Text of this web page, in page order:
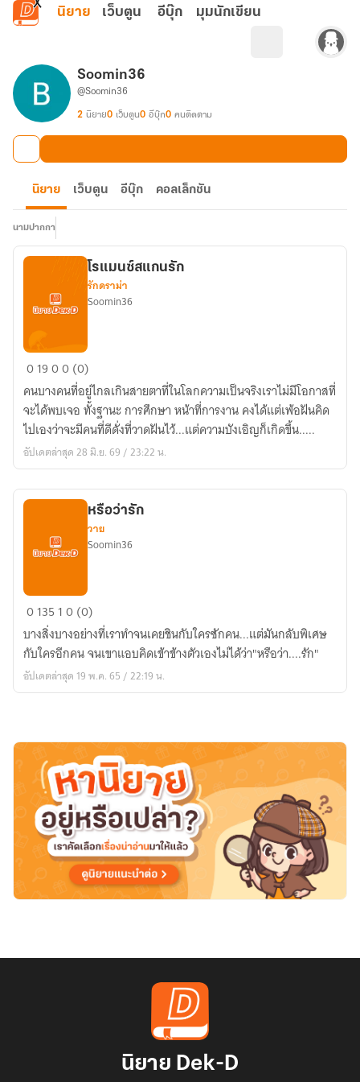
ข้ามไปยังเนื้อหาหลัก
นิยาย เว็บตูน อีบุ๊ก มุมนักเขียน
Soomin36
@Soomin36
2 นิยาย0 เว็บตูน0 อีบุ๊ก0 คนติดตาม
นิยาย เว็บตูน อีบุ๊ก คอลเล็กชัน
นามปากกา
โร
ซ์
สแกน
รัก
โรแมนซ์สแกนรัก
รักดราม่า
Soomin36
01900 (0)
คนบางคนที่อยู่ไกลเกินสายตาที่ในโลกความเป็นจริงเราไม่มีโอกาสที่
จะได้พบเจอ ทั้งฐานะ การศึกษา หน้าที่การงาน คงได้แต่เพ้อฝันคิด
ไปเองว่าจะมีคนที่ดีดั่งที่วาดฝันไว้...แต่ความบังเอิญก็เกิดขึ้น.....
อัปเดตล่าสุด 28 มิ.ย. 69 / 23:22 น.
หรือ
รัก
หรือว่ารัก
วาย
Soomin36
0135 10 (0)
บางสิ่งบางอย่างที่เราทำจนเคยชินกับใครซักคน...แต่มันกลับพิเศษ
กับใครอีกคน จนเขาแอบคิดเข้าข้างตัวเองไม่ได้ว่า"หรือว่า....รัก"
อัปเดตล่าสุด 19 พ.ค. 65 / 22:19 น.
นิยาย Dek-D